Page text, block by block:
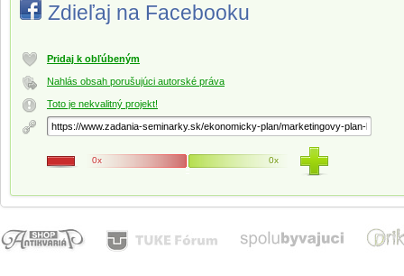
Zdieľaj na Facebooku
Pridaj k obľúbeným
Nahlás obsah porušujúci autorské práva
Toto je nekvalitný projekt!
0x 0x